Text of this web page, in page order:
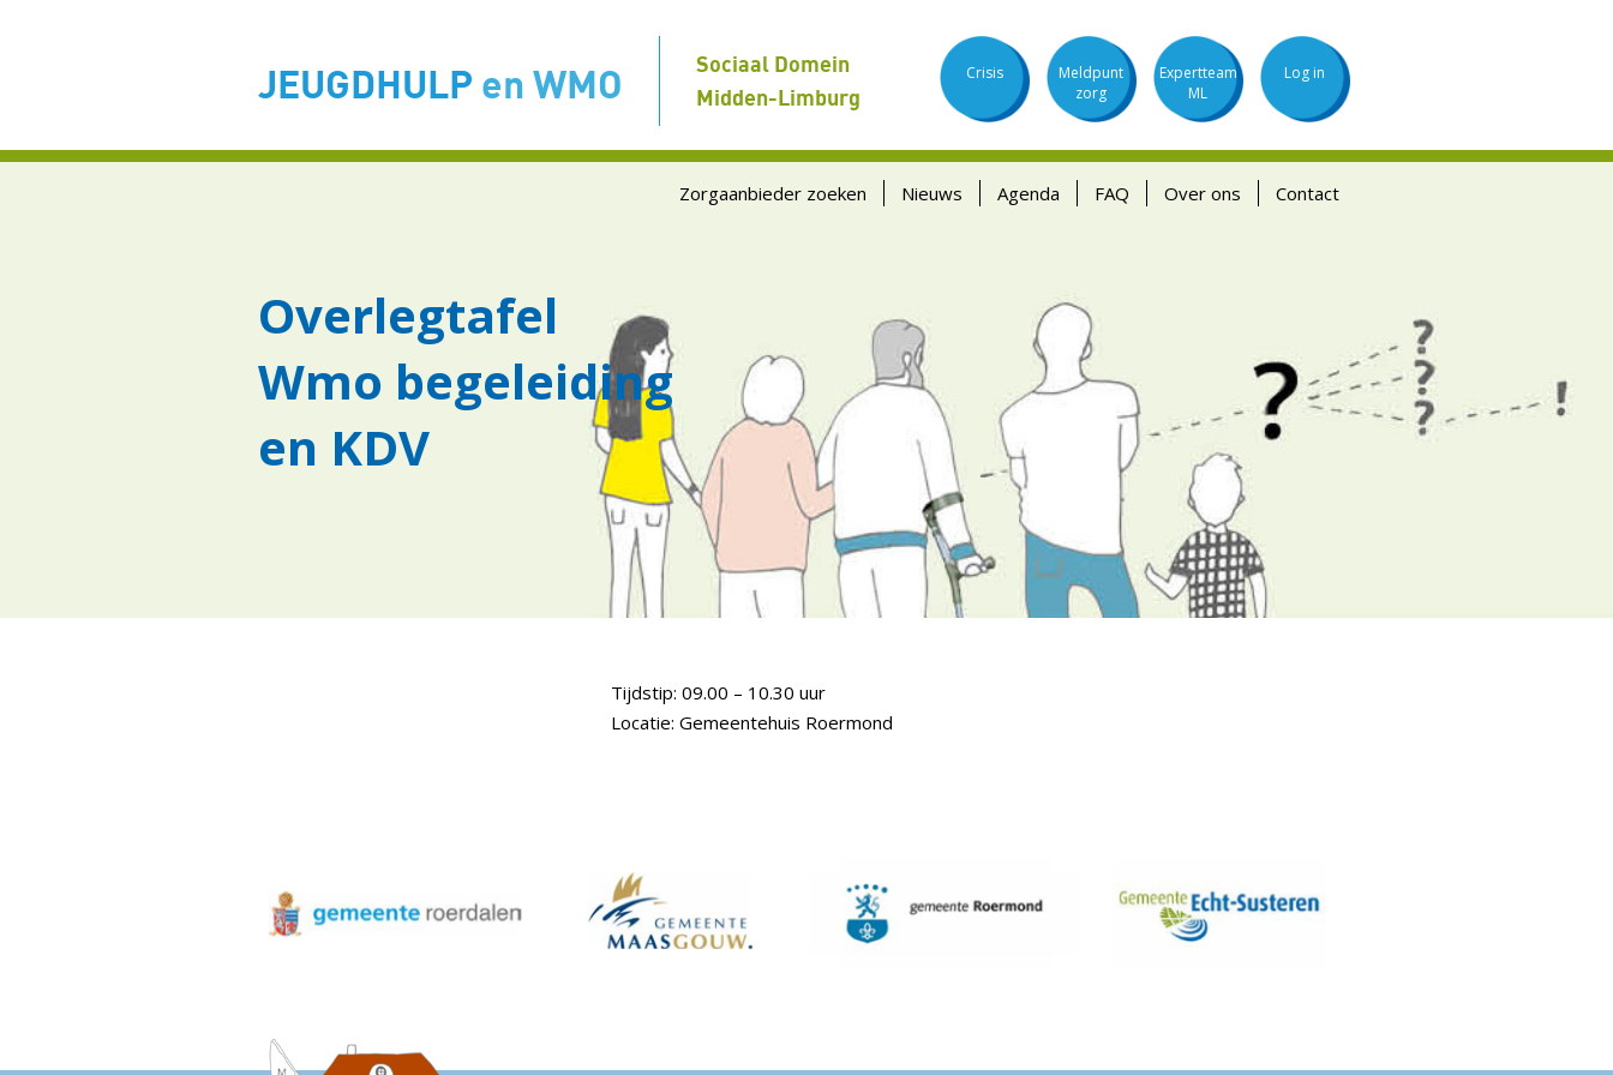
JEUGDHULP en WMO
Sociaal Domein
Midden-Limburg
Crisis
Meldpunt
zorg
Expertteam
ML
Log in
Zorgaanbieder zoeken Nieuws Agenda FAQ Over ons Contact
Overlegtafel
Wmo begeleiding
en KDV
Tijdstip: 09.00 – 10.30 uur
Locatie: Gemeentehuis Roermond